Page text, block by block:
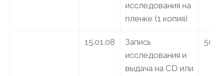
исследования на
пленке (1 копия)
15.01.08
Запись
исследования и
выдача на CD или